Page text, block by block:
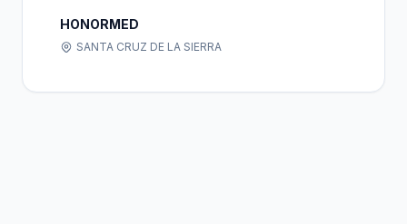
HONORMED
SANTA CRUZ DE LA SIERRA